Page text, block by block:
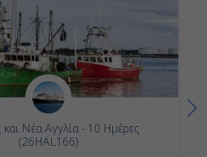
Κρουαζιερες Μπει Κομο
Κομο
Νέα Αγγλία - 10 Ημέρες
(26HAL166)